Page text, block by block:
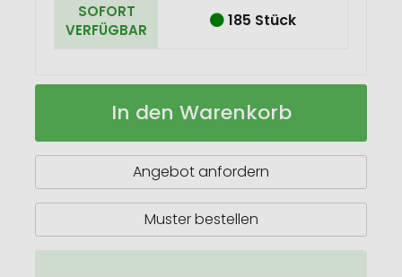
SOFORT
VERFÜGBAR
185 Stück
Bag
38x42cm
Auf
In den Warenkorb
Angebot anfordern
Muster bestellen